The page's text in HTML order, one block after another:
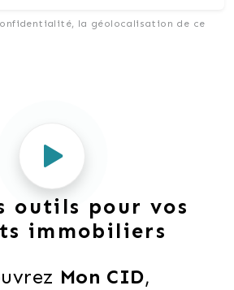
la géolocalisation de ce
outils pour vos
immobiliers
Mon CID,